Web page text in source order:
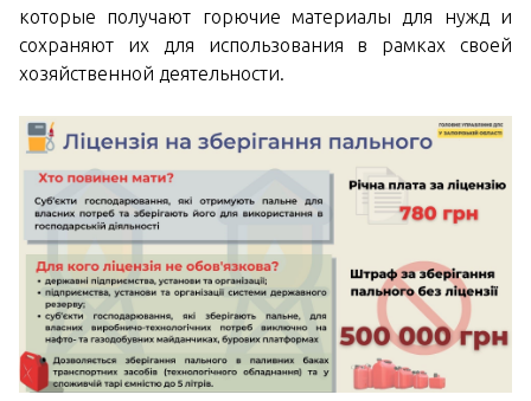
которые получают горючие материалы для нужд и
сохраняют их для использования в рамках своей
хозяйственной деятельности.